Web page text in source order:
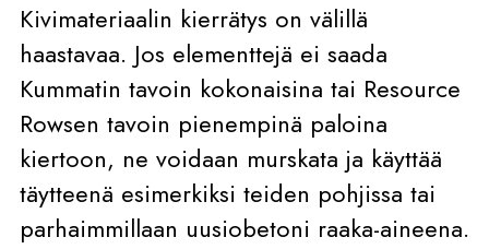
Kivimateriaalin kierrätys on välillä
haastavaa. Jos elementtejä ei saada
Kummatin tavoin kokonaisina tai Resource
Rowsen tavoin pienempinä paloina
kiertoon, ne voidaan murskata ja käyttää
täytteenä esimerkiksi teiden pohjissa tai
parhaimmillaan uusiobetoni raaka-aineena.